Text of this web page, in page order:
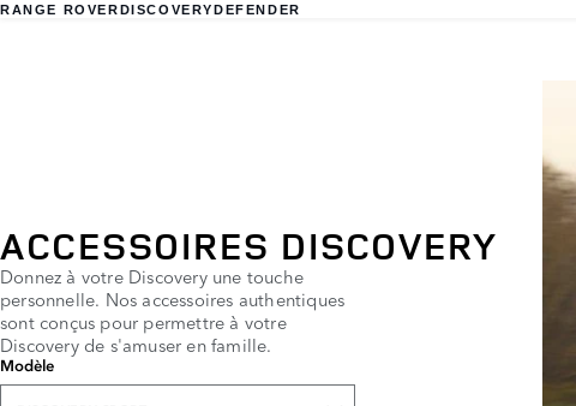
RANGE ROVERDISCOVERYDEFENDER
ACCESSOIRES DISCOVERY
Donnez à votre Discovery une touche
personnelle. Nos accessoires authentiques
sont conçus pour permettre à votre
Discovery de s'amuser en famille.
Modèle